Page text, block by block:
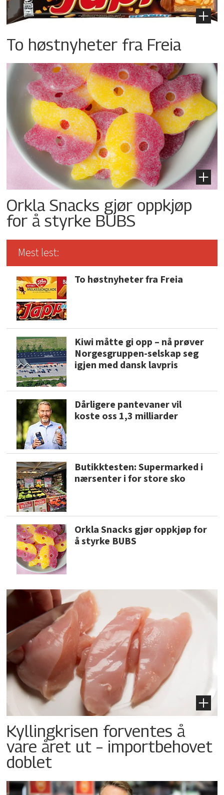
To høstnyheter fra Freia
Orkla Snacks gjør oppkjøp
for å styrke BUBS
Mest lest:
To høstnyheter fra Freia
Kiwi måtte gi opp – nå prøver
Norgesgruppen-selskap seg
igjen med dansk lavpris
Dårligere pantevaner vil
koste oss 1,3 milliarder
Butikktesten: Supermarked i
nærsenter i for store sko
Orkla Snacks gjør oppkjøp for
å styrke BUBS
Kyllingkrisen forventes å
vare året ut – importbehovet
doblet